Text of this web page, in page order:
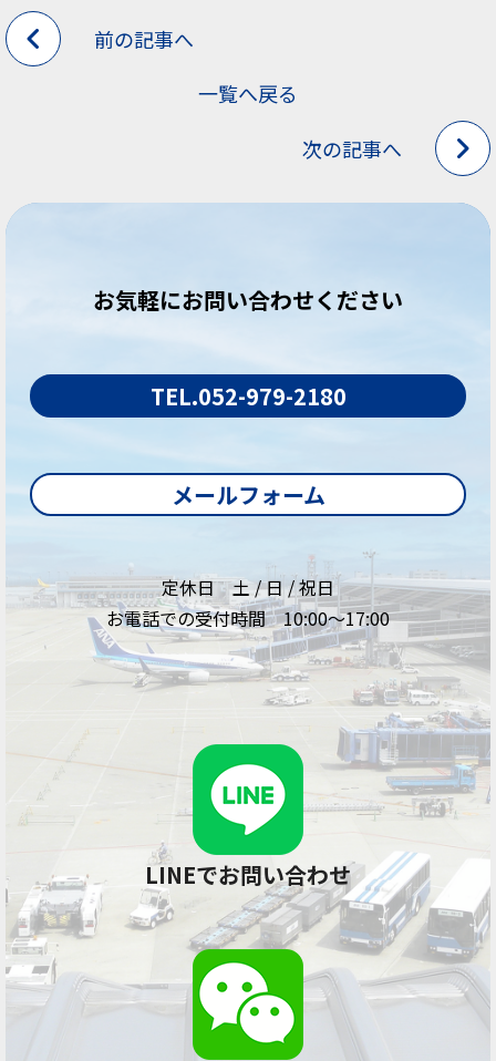
前の記事へ
一覧へ戻る
次の記事へ
お気軽にお問い合わせください
TEL.052-979-2180
メールフォーム
定休日 土 / 日 / 祝日
お電話での受付時間 10:00～17:00
LINEでお問い合わせ